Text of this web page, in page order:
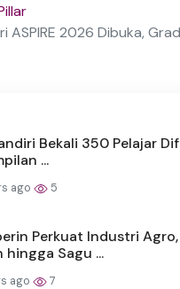
ASPIRE 2026 Dibuka,
Bekali 350 Pelajar
...
ago 5
Perkuat Industri
hingga Sagu ...
ago 7